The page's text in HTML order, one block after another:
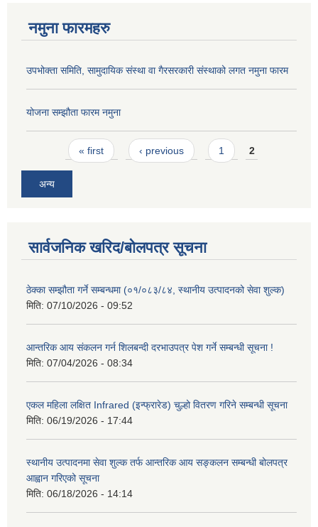
नमुना फारमहरु
उपभोक्ता समिति, सामुदायिक संस्था वा गैरसरकारी संस्थाको लगत नमुना फारम
योजना सम्झौता फारम नमुना
Pages« first ‹ previous 1 2
अन्य
सार्वजनिक खरिद/बोलपत्र सूचना
ठेक्का सम्झौता गर्ने सम्बन्धमा (०१/०८३/८४, स्थानीय उत्पादनको सेवा शुल्क)
मिति: 07/10/2026 - 09:52
आन्तरिक आय संकलन गर्न शिलबन्दी दरभाउपत्र पेश गर्ने सम्बन्धी सूचना !
मिति: 07/04/2026 - 08:34
एकल महिला लक्षित Infrared (इन्फ्रारेड) चुल्हो वितरण गरिने सम्बन्धी सूचना
मिति: 06/19/2026 - 17:44
स्थानीय उत्पादनमा सेवा शुल्क तर्फ आन्तरिक आय सङ्कलन सम्बन्धी बोलपत्र
आह्वान गरिएको सूचना
मिति: 06/18/2026 - 14:14